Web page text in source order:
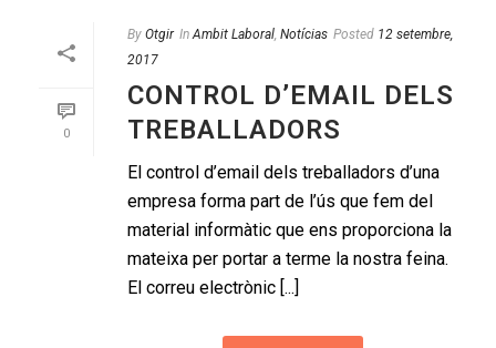
0
By Otgir In Ambit Laboral Notícias Posted 12 setembre,
2017
CONTROL D’EMAIL DELS
TREBALLADORS
El control d’email dels treballadors d’una
empresa forma part de l’ús que fem del
material informàtic que ens proporciona la
mateixa per portar a terme la nostra feina.
El correu electrònic [...]